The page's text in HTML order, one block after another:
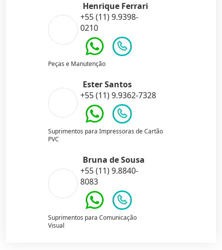
Henrique Ferrari
+55 (11) 9.9398-
0210
Peças e Manutenção
Ester Santos
+55 (11) 9.9362-7328
Suprimentos para Impressoras de Cartão
PVC
Bruna de Sousa
+55 (11) 9.8840-
8083
Suprimentos para Comunicação
Visual